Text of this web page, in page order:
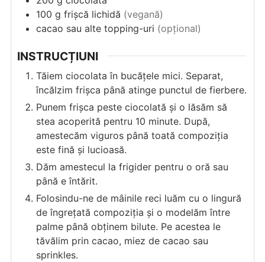
100 g frișcă lichidă (vegană)
cacao sau alte topping-uri (opțional)
INSTRUCȚIUNI
Tăiem ciocolata în bucățele mici. Separat,
încălzim frișca până atinge punctul de fierbere.
Punem frișca peste ciocolată și o lăsăm să
stea acoperită pentru 10 minute. După,
amestecăm viguros până toată compoziția
este fină și lucioasă.
Dăm amestecul la frigider pentru o oră sau
până e întărit.
Folosindu-ne de mâinile reci luăm cu o lingură
de îngrețată compoziția și o modelăm între
palme până obținem bilute. Pe acestea le
tăvălim prin cacao, miez de cacao sau
sprinkles.